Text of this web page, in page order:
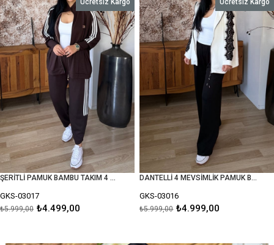
ŞERİTLİ PAMUK BAMBU TAKIM 4 MEVSİMLİK
GKS-03017
₺4.499,00
₺5.999,00
%25İndirim
Ücretsiz Kargo
DANTELLİ 4 MEVSİMLİK PAMUK BAMBU TAKIM
GKS-03016
₺4.999,00
₺5.999,00
Ücretsiz Kargo